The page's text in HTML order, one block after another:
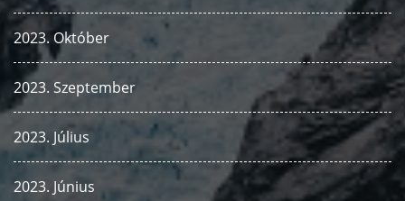
2023. Október
2023. Szeptember
2023. Július
2023. Június